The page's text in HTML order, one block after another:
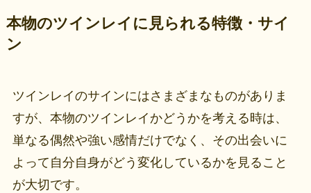
本物のツインレイに見られる特徴・サイ
ン
ツインレイのサインにはさまざまなものがありま
すが、本物のツインレイかどうかを考える時は、
単なる偶然や強い感情だけでなく、その出会いに
よって自分自身がどう変化しているかを見ること
が大切です。